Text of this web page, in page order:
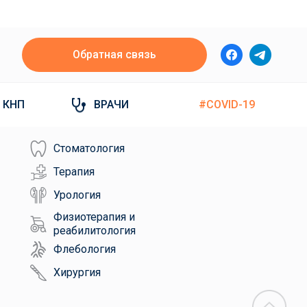
Обратная связь
КНП ВРАЧИ #COVID-19
Стоматология
Терапия
Урология
Физиотерапия и
реабилитология
Флебология
Хирургия